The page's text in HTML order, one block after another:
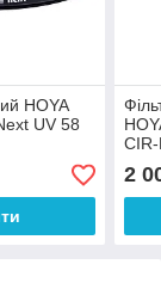
HOYA
UV 58
2